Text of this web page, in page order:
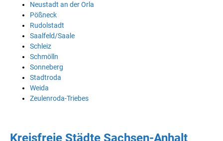
Neustadt an der Orla
Pößneck
Rudolstadt
Saalfeld/Saale
Schleiz
Schmölln
Sonneberg
Stadtroda
Weida
Zeulenroda-Triebes